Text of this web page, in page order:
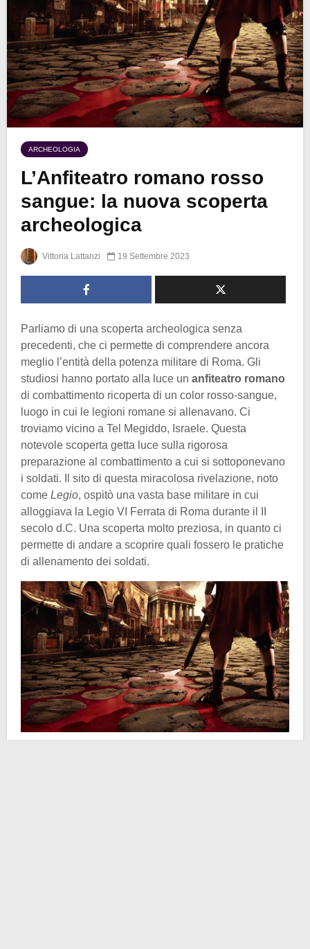
ARCHEOLOGIA
L’Anfiteatro romano rosso
sangue: la nuova scoperta
archeologica
Vittoria Lattanzi 19 Settembre 2023
Parliamo di una scoperta archeologica senza
precedenti, che ci permette di comprendere ancora
meglio l’entità della potenza militare di Roma. Gli
studiosi hanno portato alla luce un anfiteatro romano
di combattimento ricoperta di un color rosso-sangue,
luogo in cui le legioni romane si allenavano. Ci
troviamo vicino a Tel Megiddo, Israele. Questa
notevole scoperta getta luce sulla rigorosa
preparazione al combattimento a cui si sottoponevano
i soldati. Il sito di questa miracolosa rivelazione, noto
come Legio, ospitò una vasta base militare in cui
alloggiava la Legio VI Ferrata di Roma durante il II
secolo d.C. Una scoperta molto preziosa, in quanto ci
permette di andare a scoprire quali fossero le pratiche
di allenamento dei soldati.